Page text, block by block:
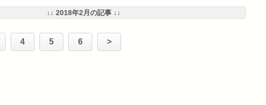
↓↓ 2018年2月の記事 ↓↓
4 5 6 >